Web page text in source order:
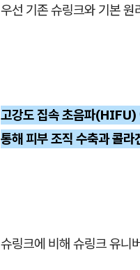
우선 기존 슈링크와 기본 원
고강도 집속 초음파(HIFU)
통해 피부 조직 수축과 콜라
슈링크에 비해 슈링크 유니